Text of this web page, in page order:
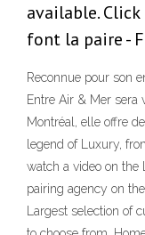
available.
font la paire -
Reconnue pour son
Entre Air & Mer sera
Montréal, elle offre
legend of Luxury,
watch a video on the
pairing agency on
Largest selection of